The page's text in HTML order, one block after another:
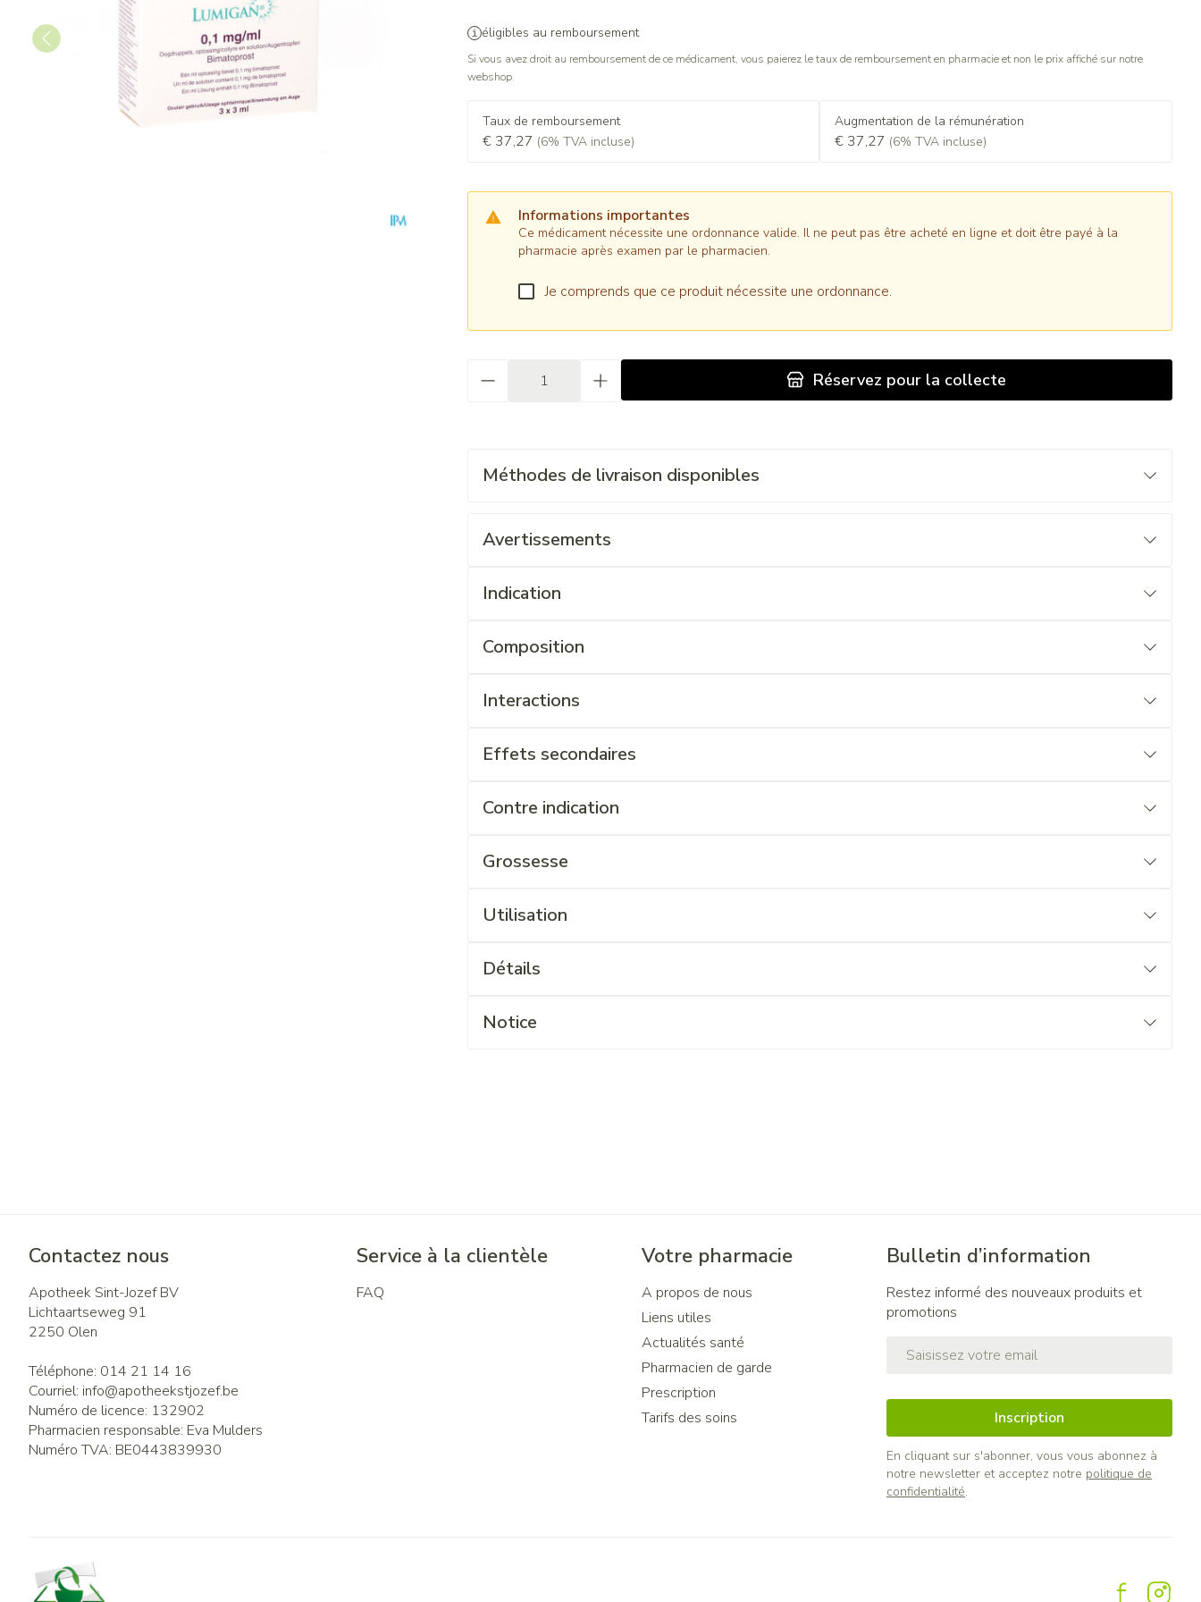
éligibles au remboursement
Si vous avez droit au remboursement de ce médicament, vous paierez le taux de remboursement en pharmacie et non le prix affiché sur notre
webshop.
Taux de remboursement
€ 37,27 (6% TVA incluse)
Augmentation de la rémunération
€ 37,27 (6% TVA incluse)
Informations importantes
Ce médicament nécessite une ordonnance valide. Il ne peut pas être acheté en ligne et doit être payé à la
pharmacie après examen par le pharmacien.
Je comprends que ce produit nécessite une ordonnance.
Réservez pour la collecte
Méthodes de livraison disponibles
Avertissements
Indication
Composition
Interactions
Effets secondaires
Contre indication
Grossesse
Utilisation
Détails
Notice
Contactez nous
Apotheek Sint-Jozef BV
Lichtaartseweg 91
2250 Olen
Téléphone: 014 21 14 16
Courriel: info@apotheekstjozef.be
Numéro de licence: 132902
Pharmacien responsable: Eva Mulders
Numéro TVA: BE0443839930
Service à la clientèle
FAQ
Votre pharmacie
A propos de nous
Liens utiles
Actualités santé
Pharmacien de garde
Prescription
Tarifs des soins
Bulletin d’information
Restez informé des nouveaux produits et
promotions
Inscription
En cliquant sur s'abonner, vous vous abonnez à
notre newsletter et acceptez notre politique de
confidentialité.